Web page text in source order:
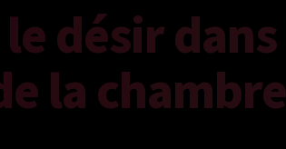
désir
la chambre